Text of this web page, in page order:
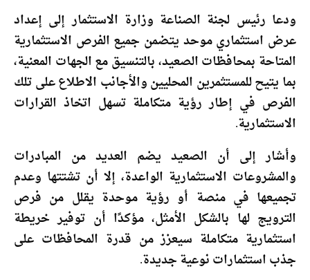
ودعا رئيس لجنة الصناعة وزارة الاستثمار إلى إعداد
عرض استثماري موحد يتضمن جميع الفرص الاستثمارية
المتاحة بمحافظات الصعيد، بالتنسيق مع الجهات المعنية،
بما يتيح للمستثمرين المحليين والأجانب الاطلاع على تلك
الفرص في إطار رؤية متكاملة تسهل اتخاذ القرارات
الاستثمارية.
وأشار إلى أن الصعيد يضم العديد من المبادرات
والمشروعات الاستثمارية الواعدة، إلا أن تشتتها وعدم
تجميعها في منصة أو رؤية موحدة يقلل من فرص
الترويج لها بالشكل الأمثل، مؤكدًا أن توفير خريطة
استثمارية متكاملة سيعزز من قدرة المحافظات على
جذب استثمارات نوعية جديدة.